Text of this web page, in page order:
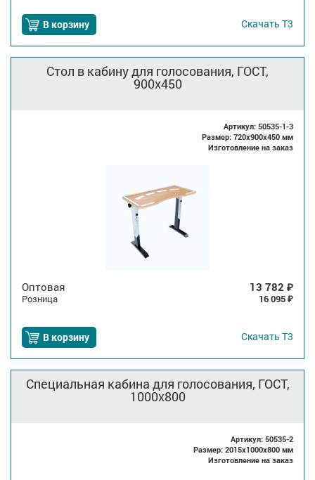
В корзину Скачать Т3
Стол в кабину для голосования, ГОСТ,
900x450
Артикул: 50535-1-3
Размер: 720x900x450 мм
Изготовление на заказ
Оптовая 13 782 ₽
Розница 16 095 ₽
В корзину Скачать Т3
Специальная кабина для голосования, ГОСТ,
1000x800
Артикул: 50535-2
Размер: 2015x1000x800 мм
Изготовление на заказ